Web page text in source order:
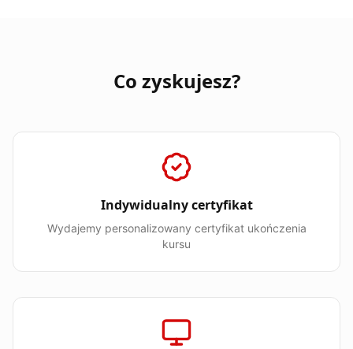
Co zyskujesz?
Indywidualny certyfikat
Wydajemy personalizowany certyfikat ukończenia
kursu